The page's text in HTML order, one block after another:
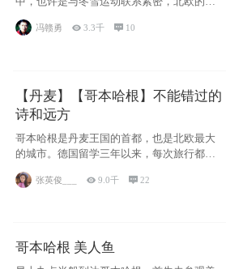
些国家因
冯赣勇 3.3千  10
【丹麦】【哥本哈根】不能错过的
诗和远方
哥本哈根是丹麦王国的首都，也是北欧最大
的城市。德国留学三年以来，每次旅行都是
张英俊___ 9.0千 22
哥本哈根 美人鱼